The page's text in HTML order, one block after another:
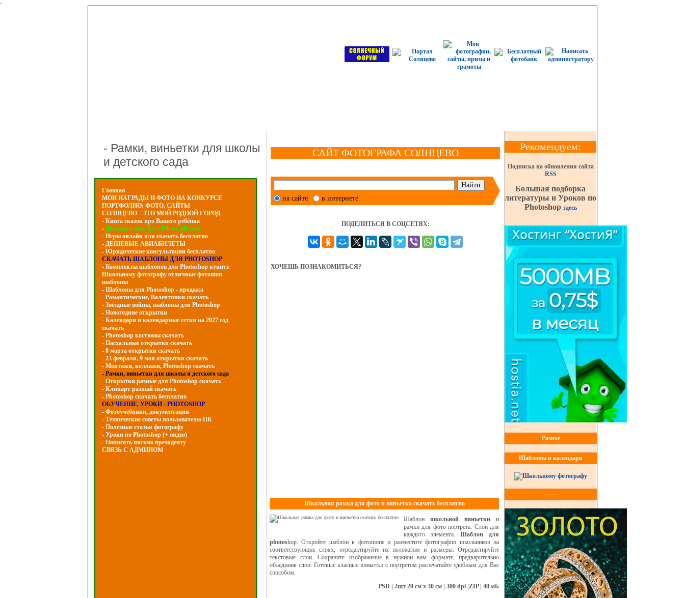
-
- Рамки, виньетки для школы
и детского сада
Главная
МОИ НАГРАДЫ И ФОТО НА КОНКУРСЕ
ПОРТФОЛИО: ФОТО, САЙТЫ
СОЛНЦЕВО - ЭТО МОЙ РОДНОЙ ГОРОД
- Книга сказок про Вашего ребёнка
- Домены в зоне Ru и РФ от 149 руб.
- Игры онлайн или скачать бесплатно
- ДЕШЕВЫЕ АВИАБИЛЕТЫ
- Юридические консультации бесплатно
СКАЧАТЬ ШАБЛОНЫ ДЛЯ PHOTOSHOP
- Комплекты шаблонов для Photoshop купить
Школьному фотографу отличные фотошоп
шаблоны
- Шаблоны для Photoshop - продажа
- Романтические, Валентинки скачать
- Звёздные войны, шаблоны для Photoshop
- Hовогодние открытки
- Календари и календарные сетки на 2027 год
скачать
- Photoshop костюмы скачать
- Пасхальные открытки скачать
- 8 марта открытки скачать
- 23 февраля, 9 мая открытки скачать
- Монтажи, коллажи, Photoshop скачать
- Рамки, виньетки для школы и детского сада
- Открытки разные для Photoshop скачать
- Клипарт разный скачать
- Photoshop скачать бесплатно
ОБУЧЕНИЕ, УРОКИ - PHOTOSHOP
- Фотоучебники, документация
- Технические советы пользователю ПК
- Полезные статьи фотографу
- Уроки по Photoshop (+ видео)
- Написать письмо президенту
СВЯЗЬ С АДМИНОМ
САЙТ ФОТОГРАФА СОЛНЦЕВО
на сайте в интернете
ПОДЕЛИТЬСЯ В СОЦСЕТЯХ:
ХОЧЕШЬ ПОЗНАКОМИТЬСЯ?
Школьная рамка для фото и виньетка скачать бесплатно
Шаблон школьной виньетки и
рамки для фото портрета. Слои для
каждого элемента.Шаблон для
photoshop. Откройте шаблон в фотошопе и разместите фотографии школьников на
соответствующих слоях, отредактируйте их положение и размеры. Отредактируйте
текстовые слои. Сохраните изображение в нужнои вам формате, предварительно
объединив слои. Готовые класные виньетки с портретом распечатайте удобным для Вас
способом.
PSD | 2шт 20 см x 30 см | 300 dpi |ZIP | 40 мБ
Рекомендуем:
Подписка на обновления сайта
RSS
Большая подборка
литературы и Уроков по
Photoshop здесь
Разное
Шаблоны и календари
------